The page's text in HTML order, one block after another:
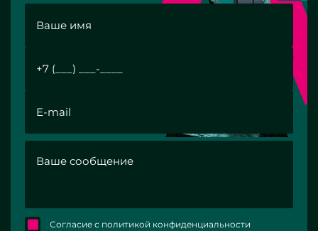
Согласие с политикой конфиденциальности